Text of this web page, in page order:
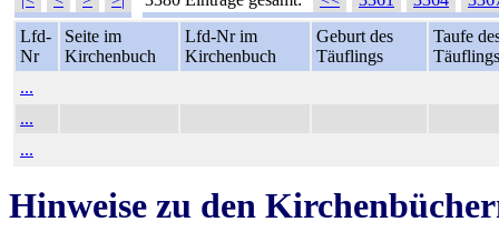
Lfd-
Nr
Seite im
Kirchenbuch
Lfd-Nr im
Kirchenbuch
Geburt des
Täuflings
Taufe
Täuflings
...
...
...
Hinweise zu den